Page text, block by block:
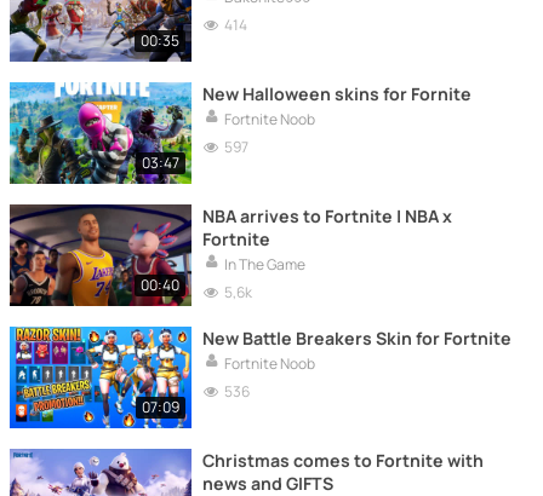
00:35
414
03:47
New Halloween skins for Fornite
Fortnite Noob
597
00:40
NBA arrives to Fortnite | NBA x
Fortnite
In The Game
5,6k
07:09
New Battle Breakers Skin for Fortnite
Fortnite Noob
536
Christmas comes to Fortnite with
news and GIFTS